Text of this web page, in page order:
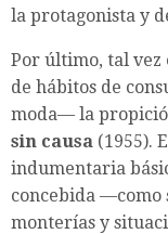
la protagonista y
Por último, tal vez
de hábitos de
moda— la propició
sin causa (1955).
indumentaria
concebida
monterías y